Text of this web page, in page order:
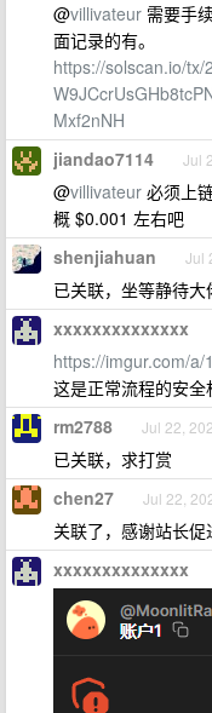
@villivateur 需要手
面记录的有。
https://solscan.io/tx/
Mxf2nNH
jiandao7114 Jul
@villivateur 必须上
概 $0.001 左右吧
shenjiahuan Jul
已关联，坐等静待大
xxxxxxxxxxxxxx
https://imgur.com/a/
这是正常流程的安全
rm2788 Jul 22,
已关联，求打赏
chen27 Jul 22,
关联了，感谢站长
xxxxxxxxxxxxxx